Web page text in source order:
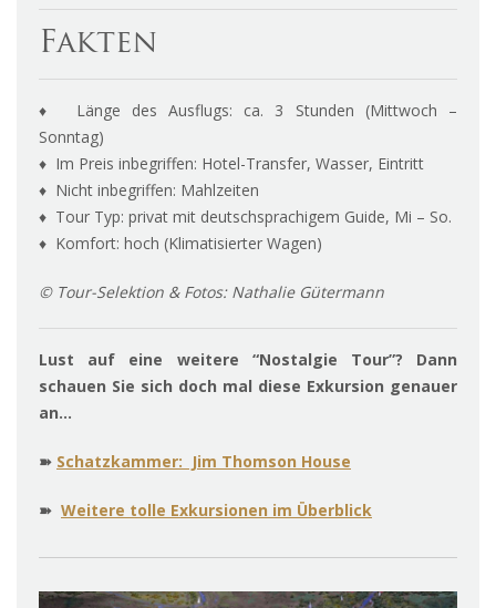
Fakten
♦ Länge des Ausflugs: ca. 3 Stunden (Mittwoch –
Sonntag)
♦ Im Preis inbegriffen: Hotel-Transfer, Wasser, Eintritt
♦ Nicht inbegriffen: Mahlzeiten
♦ Tour Typ: privat mit deutschsprachigem Guide, Mi – So.
♦ Komfort: hoch (Klimatisierter Wagen)
© Tour-Selektion & Fotos: Nathalie Gütermann
Lust auf eine weitere “Nostalgie Tour”? Dann
schauen Sie sich doch mal diese Exkursion genauer
an…
➽ Schatzkammer: Jim Thomson House
➽ Weitere tolle Exkursionen im Überblick